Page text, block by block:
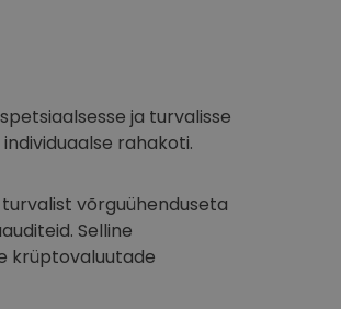
ja turvalisse
rahakoti.
võrguühenduseta
Selline
krüptovaluutade